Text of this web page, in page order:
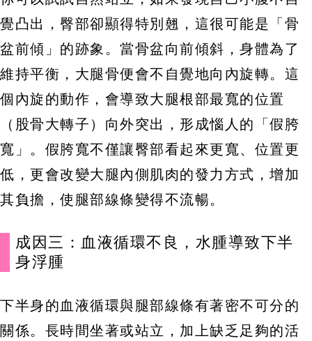
覺凸出，臀部卻顯得特別翹，這很可能是「骨
盆前傾」的跡象。當骨盆向前傾斜，身體為了
維持平衡，大腿骨便會不自覺地向內旋轉。這
個內旋的動作，會導致大腿根部最寬的位置
（股骨大轉子）向外突出，形成惱人的「假胯
寬」。假胯寬不僅讓臀部看起來更寬、位置更
低，更會改變大腿內側肌肉的發力方式，增加
其負擔，使腿部線條變得不流暢。
成因三：血液循環不良，水腫導致下半
身浮腫
下半身的血液循環與腿部線條有著密不可分的
關係。長時間坐著或站立，加上缺乏足夠的活